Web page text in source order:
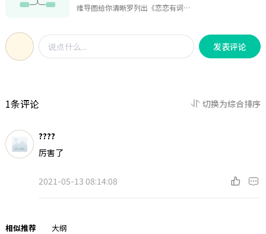
维导图给你清晰罗列出《恋恋有词》
词，包含词根让你更容易记忆，碎片
时间背英语看它就对了！收藏起来点
个赞吧！
发表评论
1条评论 切换为综合排序
????
厉害了
2021-05-13 08:14:08
相似推荐 大纲